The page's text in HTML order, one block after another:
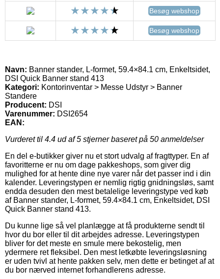
Besøg webshop
Besøg webshop
Navn: Banner stander, L-formet, 59.4×84.1 cm, Enkeltsidet,
DSI Quick Banner stand 413
Kategori: Kontorinventar > Messe Udstyr > Banner
Standere
Producent: DSI
Varenummer: DSI2654
EAN:
Vurderet til 4.4 ud af 5 stjerner baseret på 50 anmeldelser
En del e-butikker giver nu et stort udvalg af fragttyper. En af
favoritterne er nu om dage pakkeshops, som giver dig
mulighed for at hente dine nye varer når det passer ind i din
kalender. Leveringstypen er nemlig rigtig gnidningsløs, samt
endda desuden den mest betalelige leveringstype ved køb
af Banner stander, L-formet, 59.4×84.1 cm, Enkeltsidet, DSI
Quick Banner stand 413.
Du kunne lige så vel planlægge at få produkterne sendt til
hvor du bor eller til dit arbejdes adresse. Leveringstypen
bliver for det meste en smule mere bekostelig, men
ydermere ret fleksibel. Den mest letkøbte leveringsløsning
er uden tvivl at hente pakken selv, men dette er betinget af at
du bor nærved internet forhandlerens adresse.